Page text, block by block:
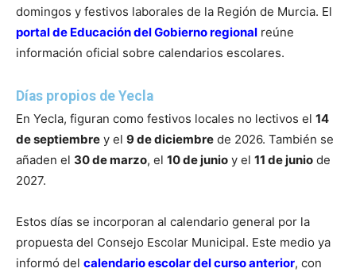
domingos y festivos laborales de la Región de Murcia. El
portal de Educación del Gobierno regional reúne
información oficial sobre calendarios escolares.
Días propios de Yecla
En Yecla, figuran como festivos locales no lectivos el 14
de septiembre y el 9 de diciembre de 2026. También se
añaden el 30 de marzo, el 10 de junio y el 11 de junio de
2027.
Estos días se incorporan al calendario general por la
propuesta del Consejo Escolar Municipal. Este medio ya
informó del calendario escolar del curso anterior, con